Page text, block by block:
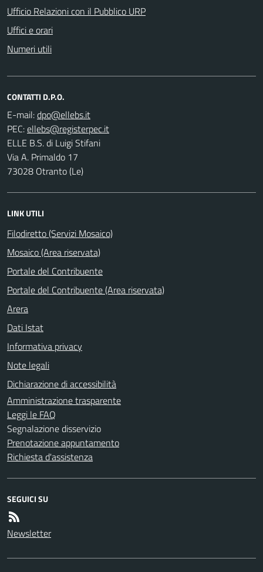
Ufficio Relazioni con il Pubblico URP
Uffici e orari
Numeri utili
CONTATTI D.P.O.
E-mail:
PEC:
ELLE B.S. di Luigi Stifani
Via A. Primaldo 17
73028 Otranto (Le)
LINK UTILI
Filodiretto (Servizi Mosaico)
Mosaico (Area riservata)
Portale del Contribuente
Portale del Contribuente (Area riservata)
Arera
Dati Istat
Informativa privacy
Note legali
Dichiarazione di accessibilità
Amministrazione trasparente
Leggi le FAQ
Segnalazione disservizio
Prenotazione appuntamento
Richiesta d'assistenza
SEGUICI SU
Newsletter